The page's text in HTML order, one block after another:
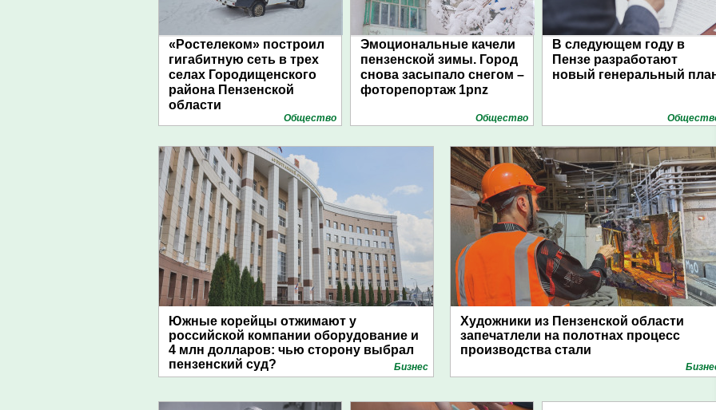
«Ростелеком» построил
гигабитную сеть в трех
селах Городищенского
района Пензенской
области
Общество
Эмоциональные качели
пензенской зимы. Город
снова засыпало снегом –
фоторепортаж 1pnz
Общество
В следующем году в
Пензе разработают
новый генеральный
Южные корейцы отжимают у
российской компании оборудование и
4 млн долларов: чью сторону выбрал
пензенский суд?
Бизнес
Художники из Пензенской области
запечатлели на полотнах процесс
производства стали